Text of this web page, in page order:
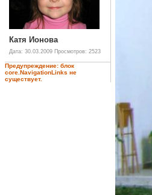
Катя Ионова
Дата: 30.03.2009 Просмотров: 2523
Предупреждение: блок
core.NavigationLinks не
существует.